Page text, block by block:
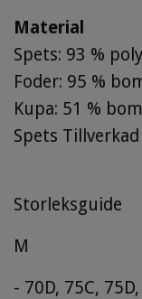
Material
Spets: 93 %
Foder: 95 %
Kupa: 51 %
Spets
Storleksguide
M
- 70D, 75C,